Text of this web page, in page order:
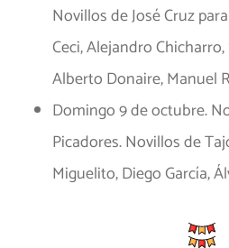
Novillos de José Cruz
Ceci, Alejandro
Alberto Donaire, Manuel
Domingo 9 de octubre.
Picadores. Novillos de
Miguelito, Diego García,